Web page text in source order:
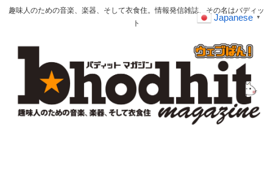
趣味人のための音楽、楽器、そして衣食住。情報発信雑誌、その名はバディッ
ト
Japanese ▼